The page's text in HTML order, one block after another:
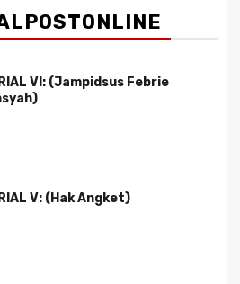
VI: (Jampidsus Febrie
V: (Hak Angket)